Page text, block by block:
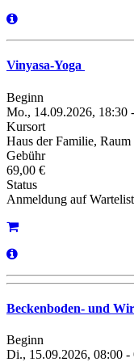
Vinyasa-Yoga
Beginn
Mo., 14.09.2026, 18:30
Kursort
Haus der Familie, Raum
Gebühr
69,00 €
Status
Anmeldung auf
Beckenboden- und
Beginn
Di., 15.09.2026, 08:00 -